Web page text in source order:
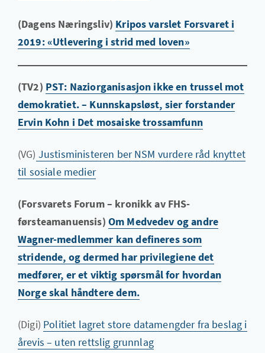
(Dagens Næringsliv) Kripos varslet Forsvaret i
2019: «Utlevering i strid med loven»
(TV2) PST: Naziorganisasjon ikke en trussel mot
demokratiet. – Kunnskapsløst, sier forstander
Ervin Kohn i Det mosaiske trossamfunn
(VG) Justisministeren ber NSM vurdere råd knyttet
til sosiale medier
(Forsvarets Forum – kronikk av FHS-
førsteamanuensis) Om Medvedev og andre
Wagner-medlemmer kan defineres som
stridende, og dermed har privilegiene det
medfører, er et viktig spørsmål for hvordan
Norge skal håndtere dem.
(Digi) Politiet lagret store datamengder fra beslag i
årevis – uten rettslig grunnlag